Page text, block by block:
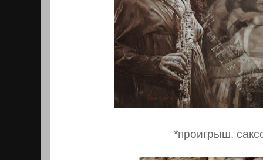
*проигрыш.